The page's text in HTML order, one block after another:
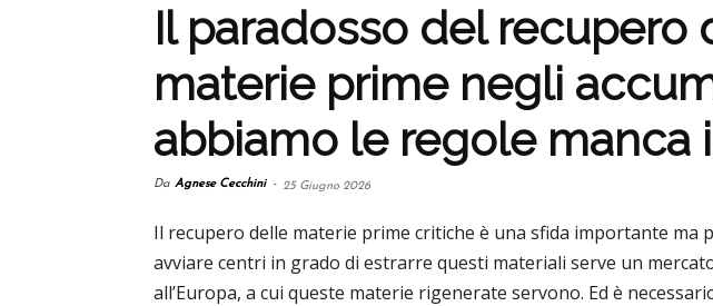
Il paradosso del recupero
materie prime negli
abbiamo le regole manca
Da Agnese Cecchini - 25 Giugno 2026
Il recupero delle materie prime critiche è una sfida importante ma
avviare centri in grado di estrarre questi materiali serve un
all’Europa, a cui queste materie rigenerate servono. Ed è